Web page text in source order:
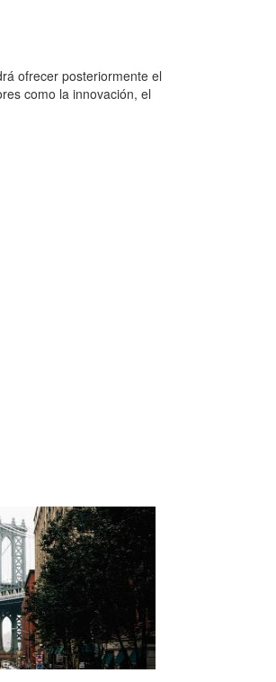
ofrecer posteriormente el
como la innovación, el